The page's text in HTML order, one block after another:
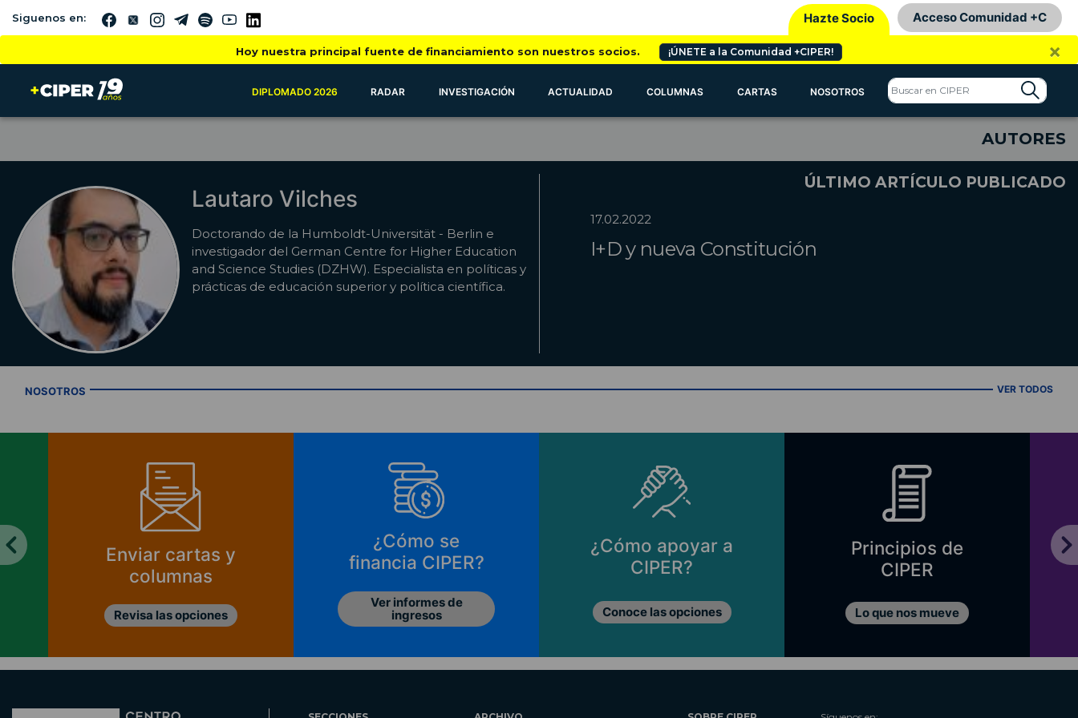
Siguenos en: Hazte Socio Acceso Comunidad +C
Hoy nuestra principal fuente de financiamiento son nuestros socios. ¡ÚNETE a la Comunidad +CIPER! ×
DIPLOMADO 2026 RADAR INVESTIGACIÓN ACTUALIDAD COLUMNAS CARTAS NOSOTROS
AUTORES
Lautaro Vilches
Doctorando de la Humboldt-Universität - Berlin e
investigador del German Centre for Higher Education
and Science Studies (DZHW). Especialista en políticas y
prácticas de educación superior y política científica.
ÚLTIMO ARTÍCULO PUBLICADO
17.02.2022
I+D y nueva Constitución
NOSOTROS VER TODOS
Enviar cartas y
columnas
Revisa las opciones
¿Cómo se
financia CIPER?
Ver informes de
ingresos
¿Cómo apoyar a
CIPER?
Conoce las opciones
Principios de
CIPER
Lo que nos mueve